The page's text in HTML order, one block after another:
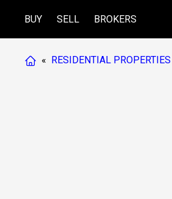
BUY SELL BROKERS
« RESIDENTIAL PROPERTIES